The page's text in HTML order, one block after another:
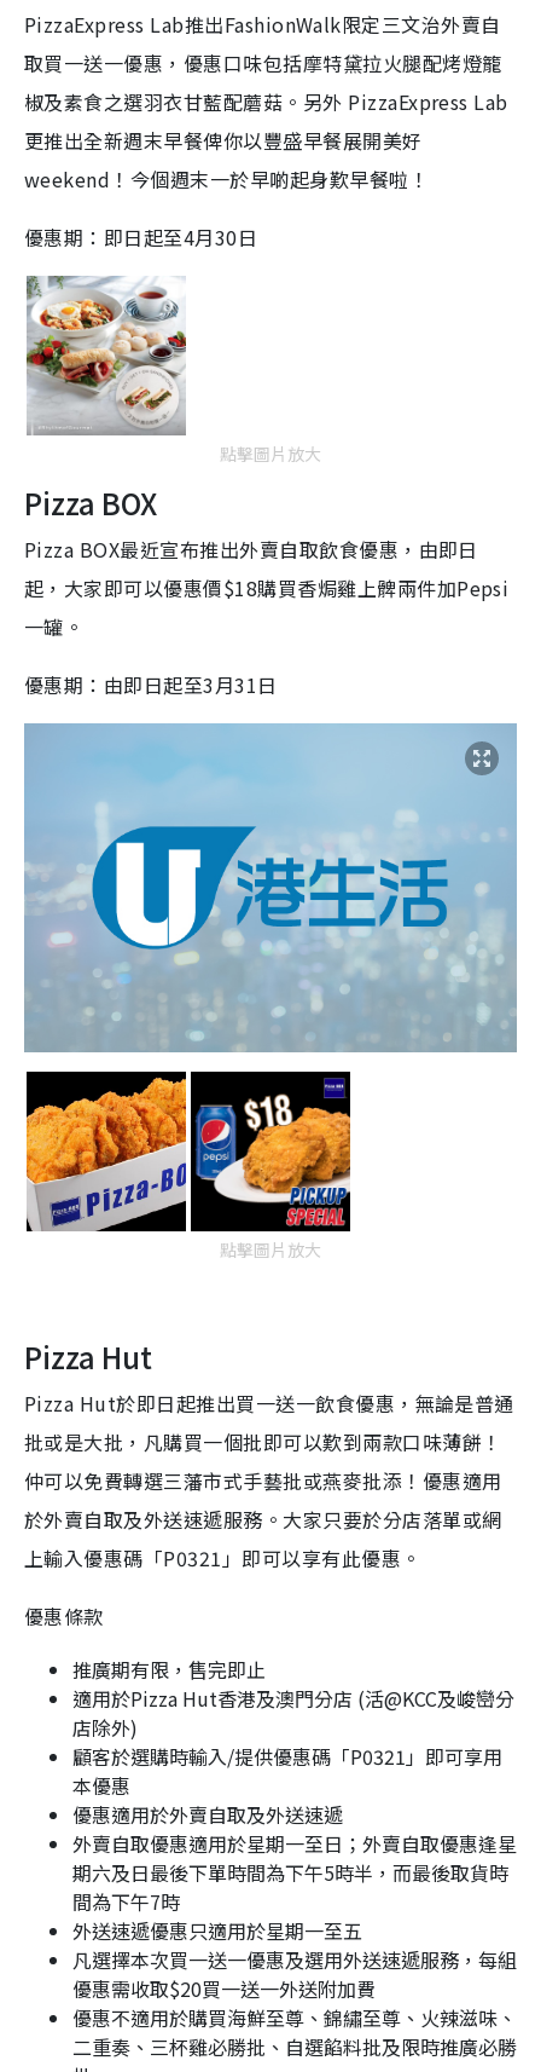
PizzaExpress Lab推出FashionWalk限定三文治外賣自
取買一送一優惠，優惠口味包括摩特黛拉火腿配烤燈籠
椒及素食之選羽衣甘藍配蘑菇。另外 PizzaExpress Lab
更推出全新週末早餐俾你以豐盛早餐展開美好
weekend！今個週末一於早啲起身歎早餐啦！
優惠期：即日起至4月30日
點擊圖片放大
Pizza BOX
Pizza BOX最近宣布推出外賣自取飲食優惠，由即日
起，大家即可以優惠價$18購買香焗雞上髀兩件加Pepsi
一罐。
優惠期：由即日起至3月31日
點擊圖片放大
Pizza Hut
Pizza Hut於即日起推出買一送一飲食優惠，無論是普通
批或是大批，凡購買一個批即可以歎到兩款口味薄餅！
仲可以免費轉選三藩市式手藝批或燕麥批添！優惠適用
於外賣自取及外送速遞服務。大家只要於分店落單或網
上輸入優惠碼「P0321」即可以享有此優惠。
優惠條款
推廣期有限，售完即止
適用於Pizza Hut香港及澳門分店 (活@KCC及峻巒分
店除外)
顧客於選購時輸入/提供優惠碼「P0321」即可享用
本優惠
優惠適用於外賣自取及外送速遞
外賣自取優惠適用於星期一至日；外賣自取優惠逢星
期六及日最後下單時間為下午5時半，而最後取貨時
間為下午7時
外送速遞優惠只適用於星期一至五
凡選擇本次買一送一優惠及選用外送速遞服務，每組
優惠需收取$20買一送一外送附加費
優惠不適用於購買海鮮至尊、錦繡至尊、火辣滋味、
二重奏、三杯雞必勝批、自選餡料批及限時推廣必勝